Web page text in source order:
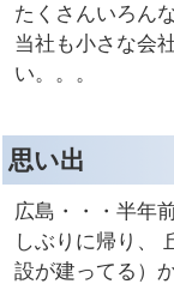
たくさんいろん
当社も小さな会
い。。。
思い出
広島・・・半年
しぶりに帰り、
設が建ってる）